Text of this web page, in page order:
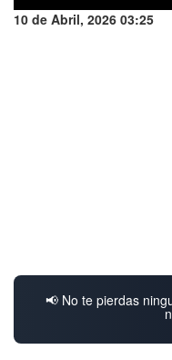
10 de Abril, 2026 03:25
📢 No te pierdas